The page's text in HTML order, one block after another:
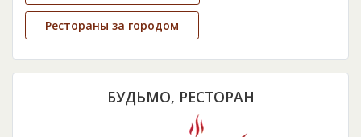
Рестораны за городом
БУДЬМО, РЕСТОРАН